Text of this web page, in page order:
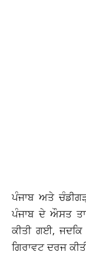
ਪੰਜਾਬ ਅਤੇ
ਪੰਜਾਬ ਦੇ ਔਸਤ
ਕੀਤੀ ਗਈ, ਜਦਕਿ
ਗਿਰਾਵਟ ਦਰਜ